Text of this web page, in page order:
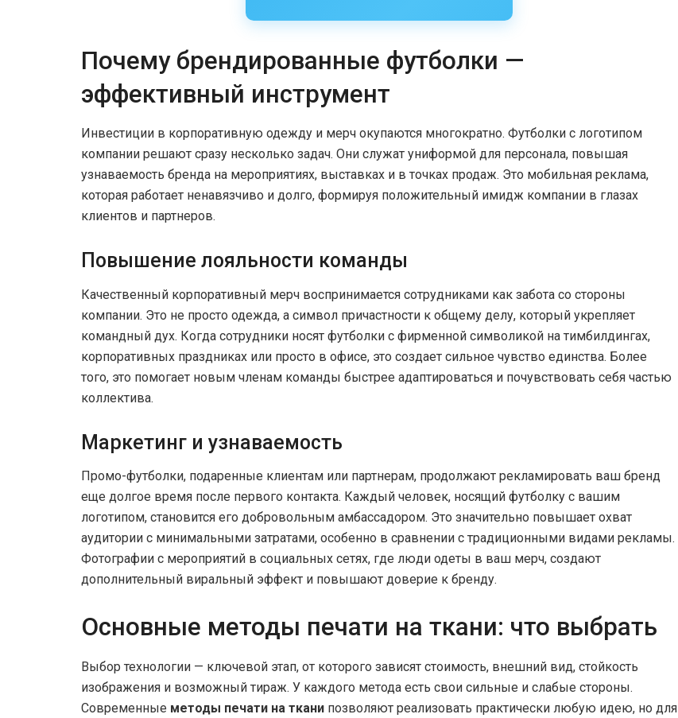
Почему брендированные футболки —
эффективный инструмент
Инвестиции в корпоративную одежду и мерч окупаются многократно. Футболки с логотипом
компании решают сразу несколько задач. Они служат униформой для персонала, повышая
узнаваемость бренда на мероприятиях, выставках и в точках продаж. Это мобильная реклама,
которая работает ненавязчиво и долго, формируя положительный имидж компании в глазах
клиентов и партнеров.
Повышение лояльности команды
Качественный корпоративный мерч воспринимается сотрудниками как забота со стороны
компании. Это не просто одежда, а символ причастности к общему делу, который укрепляет
командный дух. Когда сотрудники носят футболки с фирменной символикой на тимбилдингах,
корпоративных праздниках или просто в офисе, это создает сильное чувство единства. Более
того, это помогает новым членам команды быстрее адаптироваться и почувствовать себя частью
коллектива.
Маркетинг и узнаваемость
Промо-футболки, подаренные клиентам или партнерам, продолжают рекламировать ваш бренд
еще долгое время после первого контакта. Каждый человек, носящий футболку с вашим
логотипом, становится его добровольным амбассадором. Это значительно повышает охват
аудитории с минимальными затратами, особенно в сравнении с традиционными видами рекламы.
Фотографии с мероприятий в социальных сетях, где люди одеты в ваш мерч, создают
дополнительный виральный эффект и повышают доверие к бренду.
Основные методы печати на ткани: что выбрать
Выбор технологии — ключевой этап, от которого зависят стоимость, внешний вид, стойкость
изображения и возможный тираж. У каждого метода есть свои сильные и слабые стороны.
Современные методы печати на ткани позволяют реализовать практически любую идею, но для